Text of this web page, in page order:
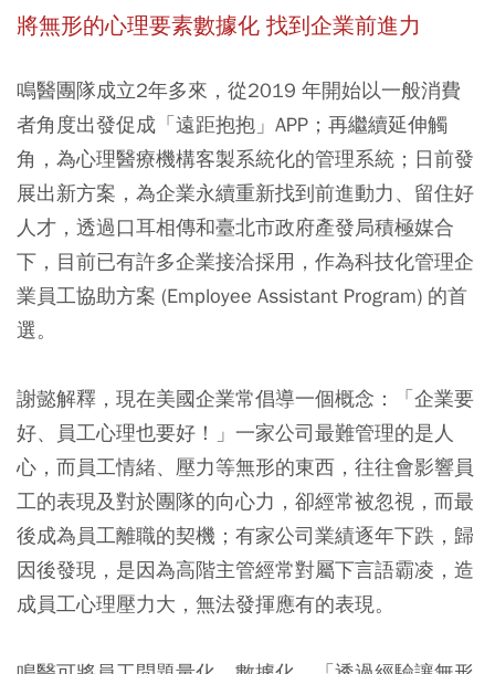
將無形的心理要素數據化 找到企業前進力
鳴醫團隊成立2年多來，從2019 年開始以一般消費
者角度出發促成「遠距抱抱」APP；再繼續延伸觸
角，為心理醫療機構客製系統化的管理系統；日前發
展出新方案，為企業永續重新找到前進動力、留住好
人才，透過口耳相傳和臺北市政府產發局積極媒合
下，目前已有許多企業接洽採用，作為科技化管理企
業員工協助方案 (Employee Assistant Program) 的首
選。
謝懿解釋，現在美國企業常倡導一個概念：「企業要
好、員工心理也要好！」一家公司最難管理的是人
心，而員工情緒、壓力等無形的東西，往往會影響員
工的表現及對於團隊的向心力，卻經常被忽視，而最
後成為員工離職的契機；有家公司業績逐年下跌，歸
因後發現，是因為高階主管經常對屬下言語霸凌，造
成員工心理壓力大，無法發揮應有的表現。